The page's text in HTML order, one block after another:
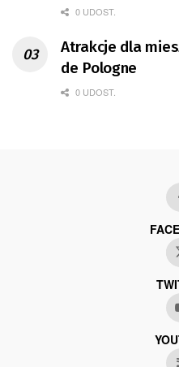
0 UDOST.
Atrakcje dla
de Pologne
0 UDOST.